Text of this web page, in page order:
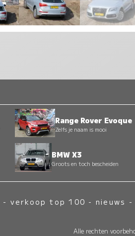
Range Rover Evoque
Zelfs je naam is mooi
BMW X3
Groots en toch bescheiden
- verkoop top 100 - nieuws
Alle rechten